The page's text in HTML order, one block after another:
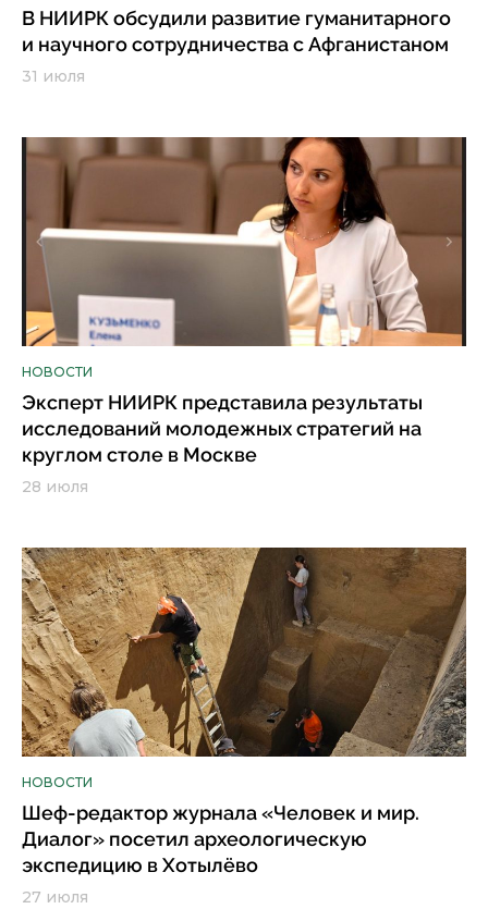
В НИИРК обсудили развитие гуманитарного
и научного сотрудничества с Афганистаном
31 июля
НОВОСТИ
Эксперт НИИРК представила результаты
исследований молодежных стратегий на
круглом столе в Москве
28 июля
НОВОСТИ
Шеф-редактор журнала «Человек и мир.
Диалог» посетил археологическую
экспедицию в Хотылёво
27 июля